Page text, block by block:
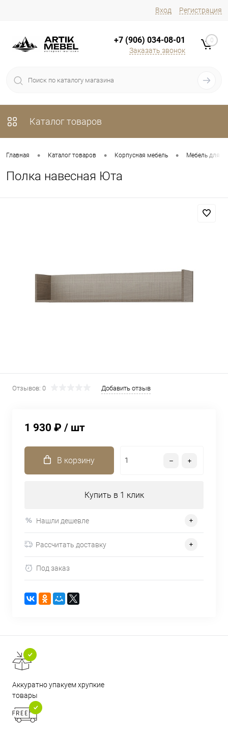
Вход Регистрация
+7 (906) 034-08-01
Заказать звонок
0
Каталог товаров
Главная • Каталог товаров • Корпусная мебель • Мебель для
Полка навесная Юта
Отзывов: 0 Добавить отзыв
1 930 ₽ / шт
В корзину
Купить в 1 клик
Нашли дешевле
Рассчитать доставку
Под заказ
Аккуратно упакуем хрупкие
товары